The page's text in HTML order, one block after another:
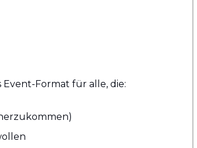
Format für alle, die: